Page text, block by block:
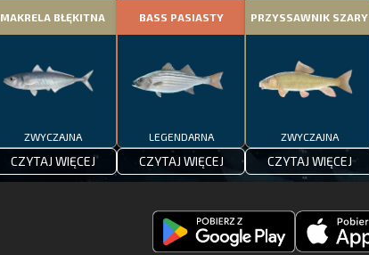
MAKRELA BŁĘKITNA
ZWYCZAJNA
CZYTAJ WIĘCEJ
BASS PASIASTY
LEGENDARNA
CZYTAJ WIĘCEJ
PRZYSSAWNIK SZARY
ZWYCZAJNA
CZYTAJ WIĘCEJ